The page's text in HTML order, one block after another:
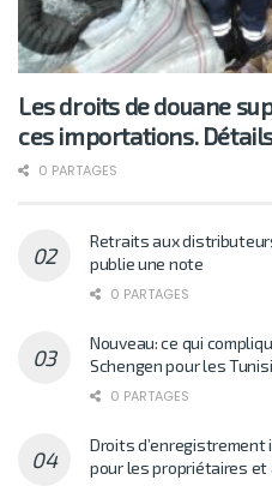
Les droits de douane
ces importations.
0 PARTAGES
Retraits aux
publie une note
0 PARTAGES
Nouveau: ce qui
Schengen pour les
0 PARTAGES
Droits d’enregistrement
pour les propriétaires